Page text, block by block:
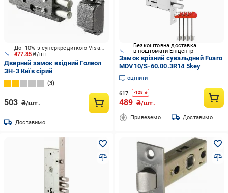
477.85₴/шт.
До -10% з суперкредиткою Visa Вигода
Дверний замок вхідний Голеол
ЗН-3 Київ сірий
3
503 ₴/шт.
Доставимо
Безкоштовна доставка
в поштомати Епіцентр
Замок врізний сувальдний Fuaro
MDV10/S-60.00.3R14 5key
оцінити
617 -128 ₴
489 ₴/шт.
Привеземо Доставимо